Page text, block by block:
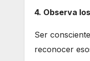
4. Observa
Ser
reconocer